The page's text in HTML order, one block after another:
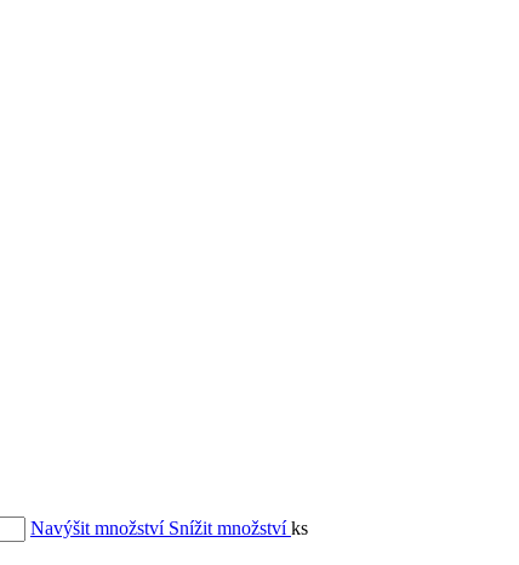
Navýšit množství Snížit množstvíks